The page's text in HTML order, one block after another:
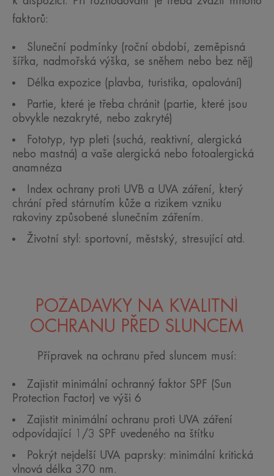
faktorů:
Sluneční podmínky (roční období, zeměpisná
šířka, nadmořská výška, se sněhem nebo bez něj)
Délka expozice (plavba, turistika, opalování)
Partie, které je třeba chránit (partie, které jsou
obvykle nezakryté, nebo zakryté)
Fototyp, typ pleti (suchá, reaktivní, alergická
nebo mastná) a vaše alergická nebo fotoalergická
anamnéza
Index ochrany proti UVB a UVA záření, který
chrání před stárnutím kůže a rizikem vzniku
rakoviny způsobené slunečním zářením.
Životní styl: sportovní, městský, stresující atd.
POŽADAVKY NA KVALITNÍ
OCHRANU PŘED SLUNCEM
Přípravek na ochranu před sluncem musí:
Zajistit minimální ochranný faktor SPF (Sun
Protection Factor) ve výši 6
Zajistit minimální ochranu proti UVA záření
odpovídající 1/3 SPF uvedeného na štítku
Pokrýt nejdelší UVA paprsky: minimální kritická
vlnová délka 370 nm.